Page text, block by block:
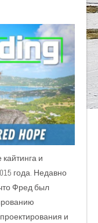
и
года. Недавно
Фред был
и